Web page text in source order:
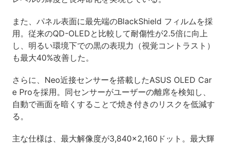
また、パネル表面に最先端のBlackShield フィルムを採
用。従来のQD-OLEDと比較して耐傷性が2.5倍に向上
し、明るい環境下での黒の表現力（視覚コントラスト）
も最大40%改善した。
さらに、Neo近接センサーを搭載したASUS OLED Car
e Proを採用。同センサーがユーザーの離席を検知し、
自動で画面を暗くすることで焼き付きのリスクを低減す
る。
主な仕様は、最大解像度が3,840×2,160ドット。最大輝